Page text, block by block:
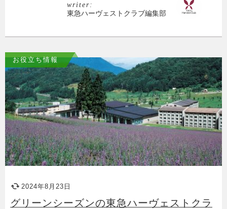
writer:
東急ハーヴェストクラブ編集部
お役立ち情報
2024年8月23日
グリーンシーズンの東急ハーヴェストクラ